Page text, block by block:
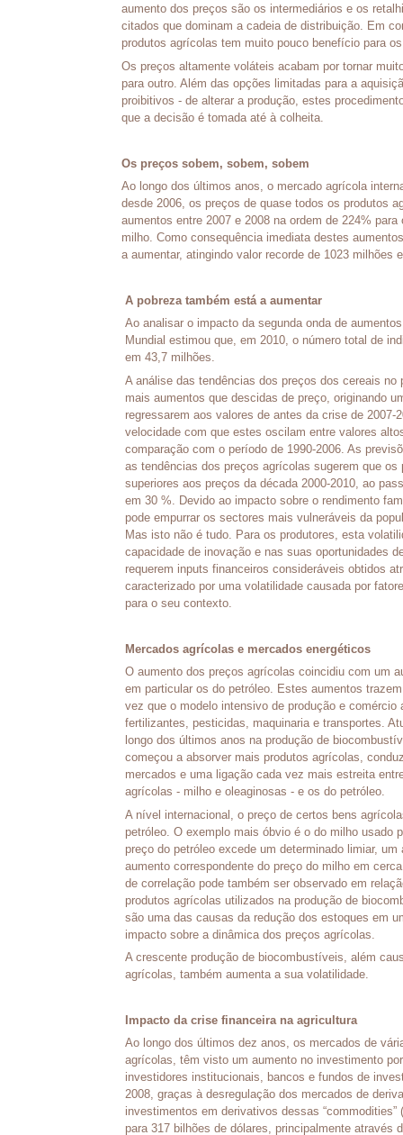
aumento dos preços são os intermediários e os
citados que dominam a cadeia de distribuição. Em
produtos agrícolas tem muito pouco benefício para
Os preços altamente voláteis acabam por tornar
para outro. Além das opções limitadas para a
proibitivos - de alterar a produção, estes
que a decisão é tomada até à colheita.
Os preços sobem, sobem, sobem
Ao longo dos últimos anos, o mercado agrícola
desde 2006, os preços de quase todos os produtos
aumentos entre 2007 e 2008 na ordem de 224%
milho. Como consequência imediata destes
a aumentar, atingindo valor recorde de 1023 milhões
A pobreza também está a aumentar
Ao analisar o impacto da segunda onda de
Mundial estimou que, em 2010, o número total de
em 43,7 milhões.
A análise das tendências dos preços dos cereais no
mais aumentos que descidas de preço, originando
regressarem aos valores de antes da crise de
velocidade com que estes oscilam entre valores
comparação com o período de 1990-2006. As
as tendências dos preços agrícolas sugerem que
superiores aos preços da década 2000-2010, ao
em 30 %. Devido ao impacto sobre o rendimento
pode empurrar os sectores mais vulneráveis da
Mas isto não é tudo. Para os produtores, esta
capacidade de inovação e nas suas oportunidades
requerem inputs financeiros consideráveis obtidos
caracterizado por uma volatilidade causada por
para o seu contexto.
Mercados agrícolas e mercados energéticos
O aumento dos preços agrícolas coincidiu com um
em particular os do petróleo. Estes aumentos
vez que o modelo intensivo de produção e
fertilizantes, pesticidas, maquinaria e transportes.
longo dos últimos anos na produção de
começou a absorver mais produtos agrícolas,
mercados e uma ligação cada vez mais estreita
agrícolas - milho e oleaginosas - e os do petróleo.
A nível internacional, o preço de certos bens
petróleo. O exemplo mais óbvio é o do milho usado
preço do petróleo excede um determinado limiar,
aumento correspondente do preço do milho em
de correlação pode também ser observado em
produtos agrícolas utilizados na produção de
são uma das causas da redução dos estoques em
impacto sobre a dinâmica dos preços agrícolas.
A crescente produção de biocombustíveis, além
agrícolas, também aumenta a sua volatilidade.
Impacto da crise financeira na agricultura
Ao longo dos últimos dez anos, os mercados de
agrícolas, têm visto um aumento no investimento
investidores institucionais, bancos e fundos de
2008, graças à desregulação dos mercados de
investimentos em derivativos dessas
para 317 bilhões de dólares, principalmente